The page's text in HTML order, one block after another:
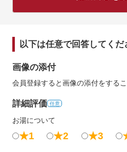
以下は任意で回答してくだ
画像の添付
会員登録すると画像の添付をするこ
詳細評価 任意
お湯について
★1 ★2 ★3